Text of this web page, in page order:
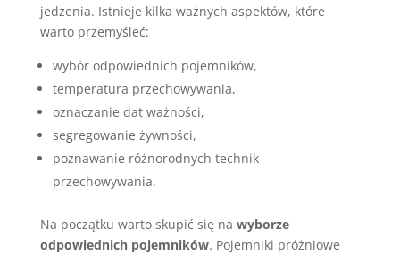
jedzenia. Istnieje kilka ważnych aspektów, które
warto przemyśleć:
wybór odpowiednich pojemników,
temperatura przechowywania,
oznaczanie dat ważności,
segregowanie żywności,
poznawanie różnorodnych technik
przechowywania.
Na początku warto skupić się na wyborze
odpowiednich pojemników. Pojemniki próżniowe